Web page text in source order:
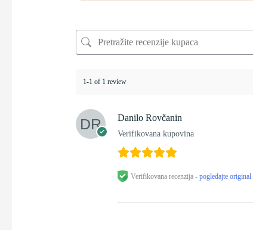
1-1 of 1 review
Danilo Rovčanin
Verifikovana kupovina
Verifikovana recenzija - pogledajte original